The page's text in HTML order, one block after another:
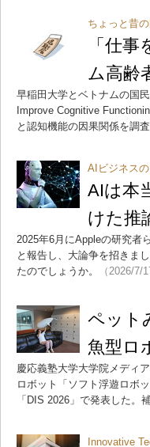
ちょっと昔
「仕
ム高齢
早稲田大学とベトナムの国
Improve Cognitive
と認知機能の因果関係を調
AIビジネス
AIは本
けた推
2025年6月にAppleの研究者
と報告し、大論争を招きま
たのでしょうか。
（2026/7/
ペット
魚型ロ
慶応義塾大学大学院メディ
ロボット「ソフト浮遊ロボ
「DIS 2026」で発表した。
Innovative